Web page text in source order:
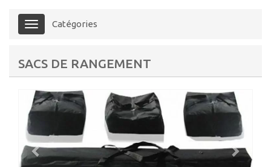
Menu Catégories
SACS DE RANGEMENT